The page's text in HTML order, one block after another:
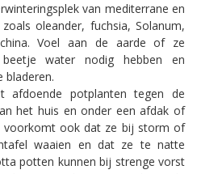
van mediterrane en
oleander, fuchsia, Solanum,
Voel aan de aarde of ze
water nodig hebben en
bladeren.
potplanten tegen de
het huis en onder een afdak of
voorkomt ook dat ze bij storm of
waaien en dat ze te natte
potten kunnen bij strenge vorst